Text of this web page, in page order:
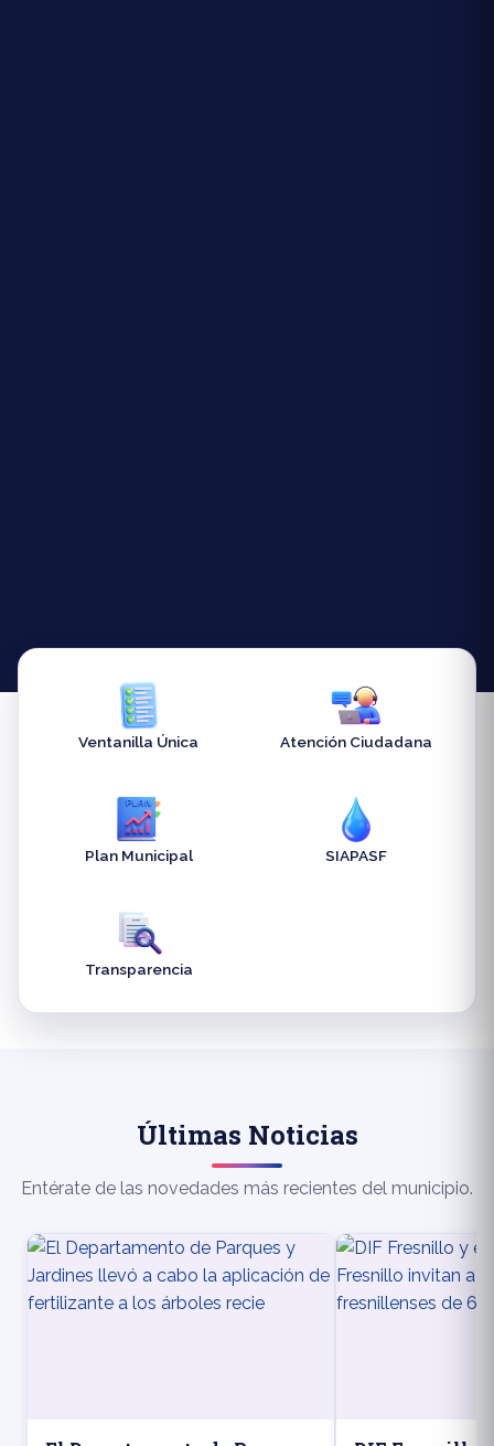
Ventanilla Única Atención Ciudadana
Plan Municipal SIAPASF
Transparencia
Últimas Noticias
Entérate de las novedades más recientes del municipio.